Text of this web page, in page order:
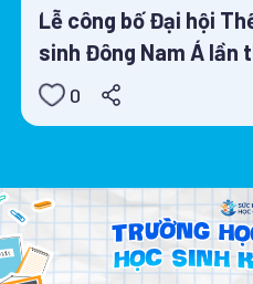
Lễ công bố Đại hội
sinh Đông Nam Á lần
0